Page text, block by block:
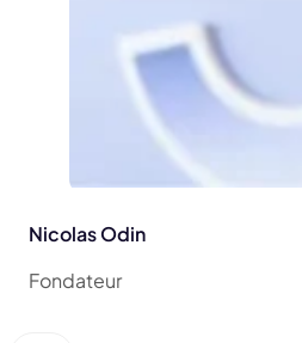
Nicolas Odin
Fondateur